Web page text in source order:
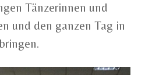
Tänzerinnen und
und den ganzen Tag in